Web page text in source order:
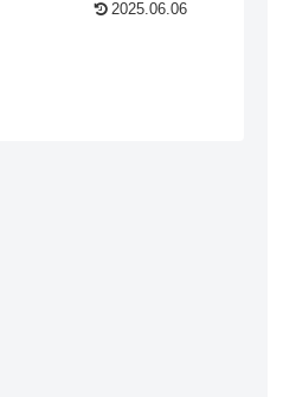
2025.06.06